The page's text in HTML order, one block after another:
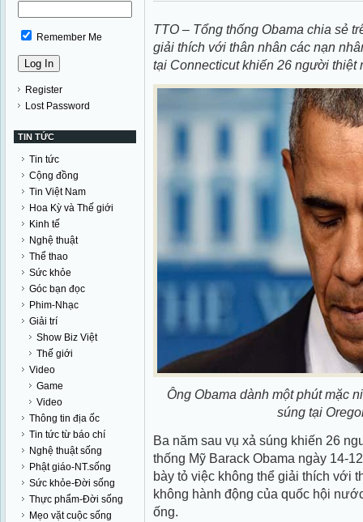
Remember Me
Register
Lost Password
TIN TỨC
Tin tức
Cộng đồng
Tin Việt Nam
Hoa Kỳ và Thế giới
Kinh tế
Nghệ thuật
Thể thao
Sức khỏe
Góc bạn đọc
Phim-Nhạc
Giải trí
Show Biz Việt
Thế giới
Video
Game
Video
Thông tin địa ốc
Tin tức từ báo chí
Nghệ thuật sống
Phật giáo-NT.sống
Sức khỏe-Đời sống
Thực phẩm-Đời sống
Mẹo vặt cuộc sống
TTO – Tổng thống Obama chia sẻ
giải thích với thân nhân các nạn
tại Connecticut khiến 26 người
Ông Obama dành một phút mặc
súng tại
Ba năm sau vụ xả súng khiến 26
thống Mỹ Barack Obama ngày 14-
bày tỏ việc không thể giải thích với
không hành động của quốc hội
ống.